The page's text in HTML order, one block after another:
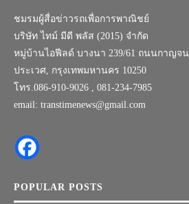
ชมรมผู้สื่อข่าวรถเพื่อการพาณิชย์
บริษัท ไทม์ มีดี พลัส (2015) จำกัด
หมู่บ้านไอฟีลด์ บางนา 239/61 ถนนกาญจ
ประเวศ, กรุงเทพมหานคร 10250
โทร.086-910-9026 , 081-234-7985
email: transtimenews@gmail.com
POPULAR POSTS